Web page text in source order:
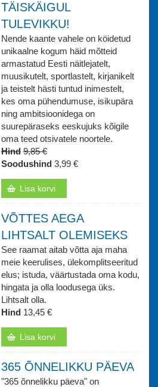
TÄISKÄIGUL
TULEVIKKU!
Nende kaante vahele on köidetud
unikaalne kogum häid mõtteid
armastatud Eesti näitlejatelt,
muusikutelt, sportlastelt, kirjanikelt
ja teistelt hästi tuntud inimestelt,
kes oma pühendumuse, isikupära
ning ambitsioonidega on
suurepäraseks eeskujuks kõigile
oma teed otsivatele noortele.
Hind 9,85 €
Soodushind 3,99 €
Lisa korvi
VÕTTES AEGA
LIHTSALT OLEMISEKS
See raamat aitab võtta aja maha
meie keerulises, ülekomplitseeritud
elus; istuda, väärtustada oma kodu,
hingata ja olla loodusega üks.
Lihtsalt olla.
Hind 13,45 €
Lisa korvi
365 ÕNNELIKKU PÄEVA
"365 õnnelikku päeva" on